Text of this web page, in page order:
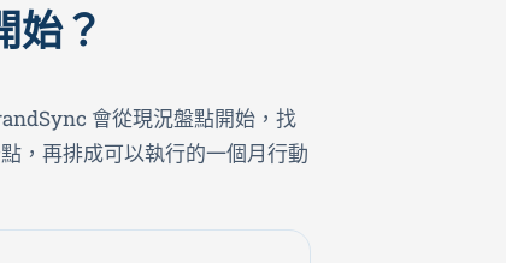
始？
會從現況盤點開始，找
，再排成可以執行的一個月行動